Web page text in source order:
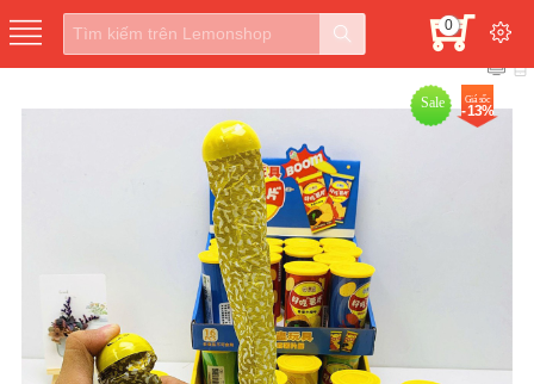
0
Sale Giá sốc
- 13%